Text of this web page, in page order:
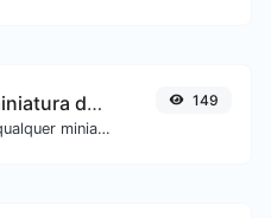
Baixador de miniatura do YouTube
Baixe facilmente qualquer miniatura de vídeo do YouTube em todos os tamanhos disponíveis.
149